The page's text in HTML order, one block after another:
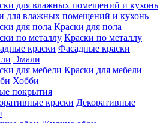
для влажных помещений и кухонь
Краски для пола
Краски по металлу
Фасадные краски
Эмали
Краски для мебели
Хобби
покрытия
Декоративные